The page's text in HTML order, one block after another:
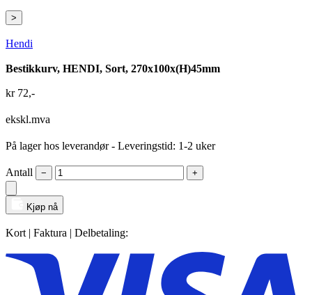
>
Hendi
Bestikkurv, HENDI, Sort, 270x100x(H)45mm
kr72,-
ekskl.mva
På lager hos leverandør- Leveringstid: 1-2 uker
Antall − +
Kjøp nå
Kort | Faktura | Delbetaling: